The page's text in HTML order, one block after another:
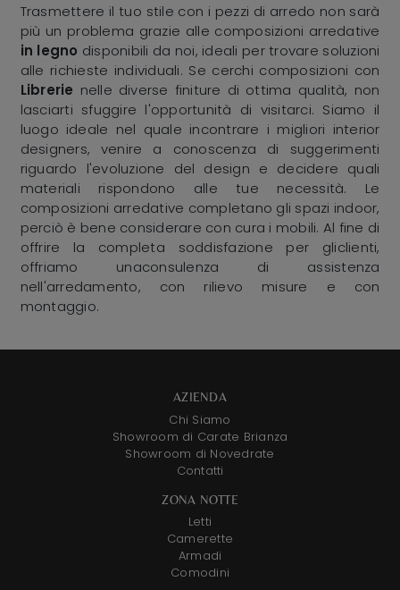
Trasmettere il tuo stile con i pezzi di arredo non sarà
più un problema grazie alle composizioni arredative
in legno disponibili da noi, ideali per trovare soluzioni
alle richieste individuali. Se cerchi composizioni con
Librerie nelle diverse finiture di ottima qualità, non
lasciarti sfuggire l'opportunità di visitarci. Siamo il
luogo ideale nel quale incontrare i migliori interior
designers, venire a conoscenza di suggerimenti
riguardo l'evoluzione del design e decidere quali
materiali rispondono alle tue necessità. Le
composizioni arredative completano gli spazi indoor,
perciò è bene considerare con cura i mobili. Al fine di
offrire la completa soddisfazione per gliclienti,
offriamo unaconsulenza di assistenza
nell'arredamento, con rilievo misure e con
montaggio.
ZONA NOTTE
Letti
Camerette
Armadi
Comodini
AZIENDA
Chi Siamo
Showroom di Carate Brianza
Showroom di Novedrate
Contatti